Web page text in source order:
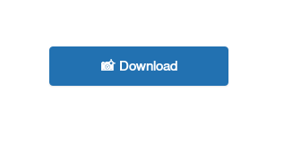
📸 Download